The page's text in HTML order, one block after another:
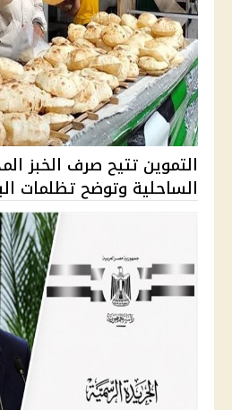
التموين تتيح صرف الخبز
الساحلية وتوضح تظلمات